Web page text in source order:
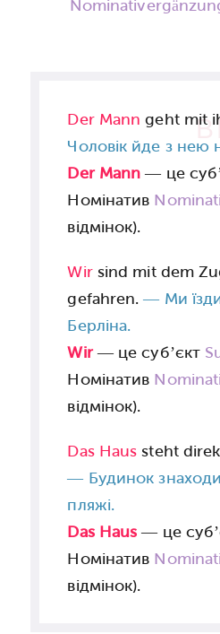
Der Mann geht mit
Чоловік йде з нею
Der Mann— це
Номінатив
відмінок).
Wirsind mit dem
gefahren.— Ми
Берліна.
Wir— це суб’єкт
Номінатив
відмінок).
Das Haus steht
— Будинок
пляжі.
Das Haus— це
Номінатив
відмінок).